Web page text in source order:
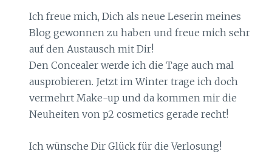
Ich freue mich, Dich als neue Leserin meines
Blog gewonnen zu haben und freue mich sehr
auf den Austausch mit Dir!
Den Concealer werde ich die Tage auch mal
ausprobieren. Jetzt im Winter trage ich doch
vermehrt Make-up und da kommen mir die
Neuheiten von p2 cosmetics gerade recht!
Ich wünsche Dir Glück für die Verlosung!